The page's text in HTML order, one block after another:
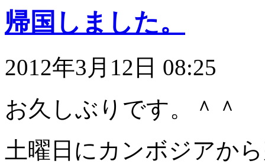
帰国しました。
2012年3月12日 08:25
お久しぶりです。＾＾
土曜日にカンボジアか